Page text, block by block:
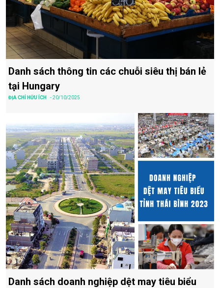
Danh sách thông tin các chuỗi siêu thị bán lẻ
tại Hungary
ĐỊA CHỈ HỮU ÍCH - 20/10/2025
Danh sách doanh nghiệp dệt may tiêu biểu